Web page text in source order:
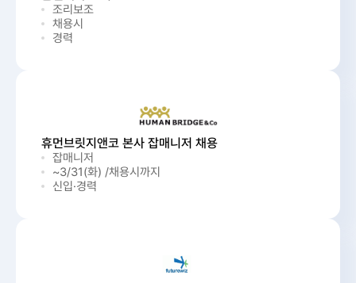
조리보조
채용시
경력
휴먼브릿지앤코 본사 잡매니저 채용
잡매니저
~3/31(화) /채용시까지
신입·경력